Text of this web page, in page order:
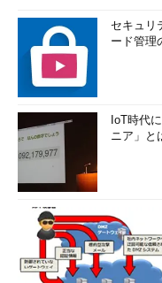
セキュリ
ード管理
IoT時代
ニア」と